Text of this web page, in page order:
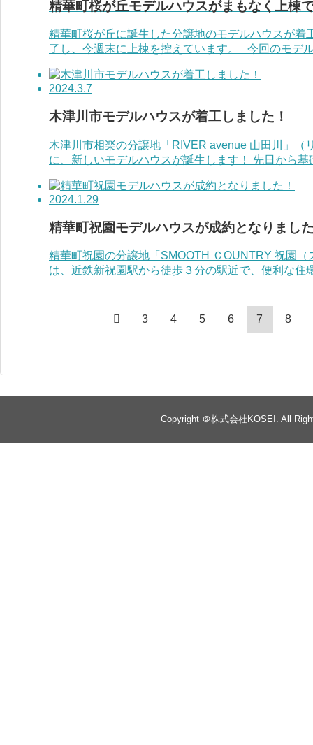
精華町桜が丘モデルハウスがまもなく上棟
精華町桜が丘に誕生した分譲地のモデルハウスが着
了し、今週末に上棟を控えています。 今回のモデ
2024.3.7
木津川市モデルハウスが着工しました！
木津川市相楽の分譲地「RIVER avenue 山田川」（
に、新しいモデルハウスが誕生します！ 先日から基
2024.1.29
精華町祝園モデルハウスが成約となりまし
精華町祝園の分譲地「SMOOTH ＣOUNTRY 祝園
は、近鉄新祝園駅から徒歩３分の駅近で、便利な住
3 4 5 6 7 8
Copyright ＠株式会社KOSEI. All